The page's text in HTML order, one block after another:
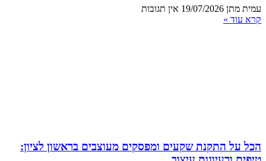
עמית מתן 19/07/2026 אין תגובות
קרא עוד »
הכל על התקנת שקעים ומפסקים מעוצבים בראשון לציון: